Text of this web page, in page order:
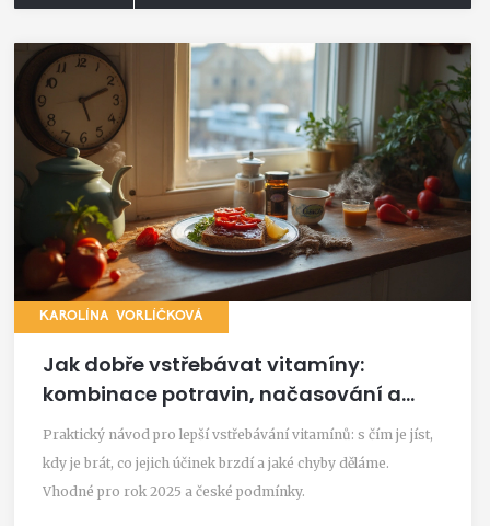
KAROLÍNA VORLÍČKOVÁ
Jak dobře vstřebávat vitamíny:
kombinace potravin, načasování a
časté chyby
Praktický návod pro lepší vstřebávání vitamínů: s čím je jíst,
kdy je brát, co jejich účinek brzdí a jaké chyby děláme.
Vhodné pro rok 2025 a české podmínky.